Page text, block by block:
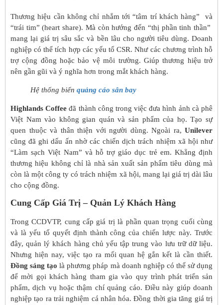
Thương hiệu cần không chỉ nhắm tới “tâm trí khách hàng” và
“trái tim” (heart share). Mà còn hướng đến “thị phần tinh thần”
mang lại giá trị sâu sắc và bền lâu cho người tiêu dùng. Doanh
nghiệp có thể tích hợp các yếu tố CSR. Như các chương trình hỗ
trợ cộng đồng hoặc bảo vệ môi trường. Giúp thương hiệu trở
nên gần gũi và ý nghĩa hơn trong mắt khách hàng.
Hệ thống biển quảng cáo sân bay
Highlands Coffee đã thành công trong việc đưa hình ảnh cà phê
Việt Nam vào không gian quán và sản phẩm của họ. Tạo sự
quen thuộc và thân thiện với người dùng. Ngoài ra, Unilever
cũng đã ghi dấu ấn nhờ các chiến dịch trách nhiệm xã hội như
“Làm sạch Việt Nam” và hỗ trợ giáo dục trẻ em. Khẳng định
thương hiệu không chỉ là nhà sản xuất sản phẩm tiêu dùng mà
còn là một công ty có trách nhiệm xã hội, mang lại giá trị dài lâu
cho cộng đồng.
Cung Cấp Giá Trị – Quản Lý Khách Hàng
Trong CCDVTP, cung cấp giá trị là phần quan trọng cuối cùng
và là yếu tố quyết định thành công của chiến lược này. Trước
đây, quản lý khách hàng chủ yếu tập trung vào lưu trữ dữ liệu.
Nhưng hiện nay, việc tạo ra mối quan hệ gắn kết là cần thiết.
Đồng sáng tạo là phương pháp mà doanh nghiệp có thể sử dụng
để mời gọi khách hàng tham gia vào quy trình phát triển sản
phẩm, dịch vụ hoặc thậm chí quảng cáo. Điều này giúp doanh
nghiệp tạo ra trải nghiệm cá nhân hóa. Đồng thời gia tăng giá trị